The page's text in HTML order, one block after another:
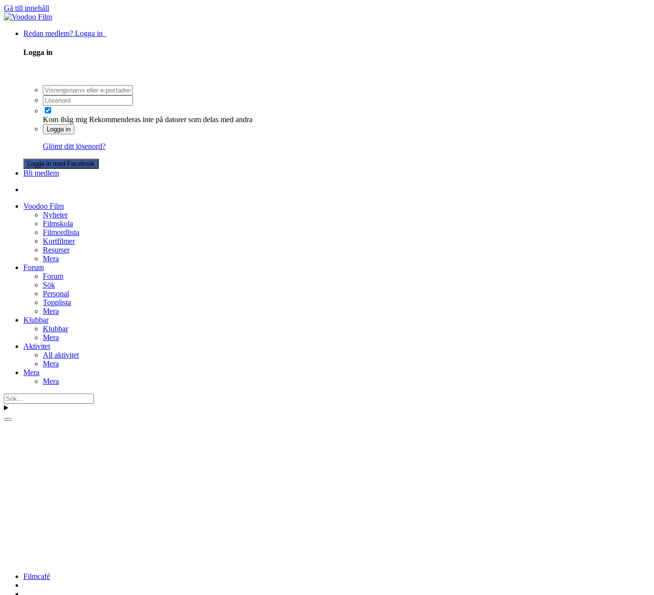
Gå till innehåll
Redan medlem? Logga in
Logga in
Kom ihåg mig Rekommenderas inte på datorer som delas med andra
Logga in
Glömt ditt lösenord?
Logga in med Facebook
Bli medlem
Voodoo Film
Nyheter
Filmskola
Filmordlista
Kortfilmer
Resurser
Mera
Forum
Forum
Sök
Personal
Topplista
Mera
Klubbar
Klubbar
Mera
Aktivitet
All aktivitet
Mera
Mera
Mera
Filmcafé